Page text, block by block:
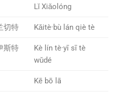
Lǐ Xiǎolóng
切特 Kǎitè·bù lán qiè tè
斯特
Kè lín tè·yī sī tè
wǔdé
Kē bō lā